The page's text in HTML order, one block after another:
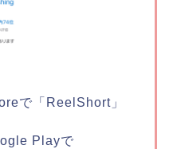
で「ReelShort」
Playで